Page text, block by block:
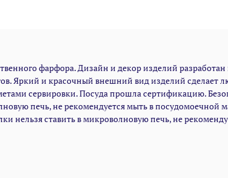
фарфора. Дизайн и декор изделий
Яркий и красочный внешний вид изделий сделает
сервировки. Посуда прошла сертификацию.
печь, не рекомендуется мыть в посудомоечной
нельзя ставить в микроволновую печь, не